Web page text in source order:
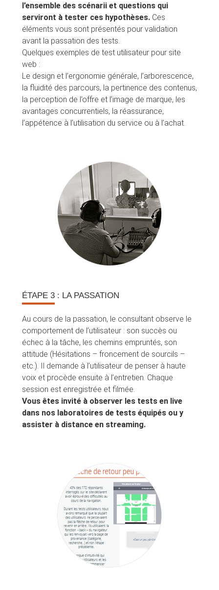
l’ensemble des scénarii et questions qui
serviront à tester ces hypothèses.Ces
éléments vous sont présentés pour validation
avant la passation des tests.
Quelques exemples de test utilisateur pour site
web :
Le design et l’ergonomie générale, l’arborescence,
la fluidité des parcours, la pertinence des contenus,
la perception de l’offre et l’image de marque, les
avantages concurrentiels, la réassurance,
l’appétence à l’utilisation du service ou à l’achat.
ÉTAPE 3: LA PASSATION
Au cours de la passation, le consultant observe le
comportement de l’utilisateur : son succès ou
échec à la tâche, les chemins empruntés, son
attitude (Hésitations – froncement de sourcils –
etc.). Il demande à l’utilisateur de penser à haute
voix et procède ensuite à l’entretien. Chaque
session est enregistrée et filmée.
Vous êtes invité à observer les tests en live
dans nos laboratoires de tests équipés ou y
assister à distance en streaming.